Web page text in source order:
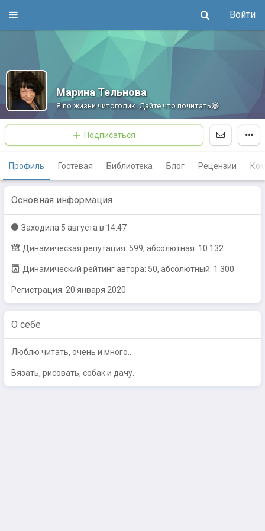
Войти
Марина Тельнова
Я по жизни читоголик. Дайте что почитать😁
Подписаться
Профиль Гостевая Библиотека Блог Рецензии
Основная информация
Заходилa 5 августа в 14:47
Динамическая репутация: 599, абсолютная: 10 132
Динамический рейтинг автора: 50, абсолютный: 1 300
Регистрация: 20 января 2020
О себе
Люблю читать, очень и много..
Вязать, рисовать, собак и дачу.